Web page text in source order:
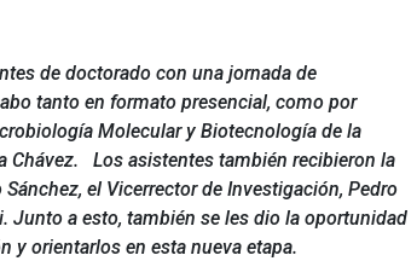
de doctorado con una jornada de
tanto en formato presencial, como por
Molecular y Biotecnología de la
Chávez.
Los asistentes también recibieron la
el Vicerrector de Investigación, Pedro
Junto a esto, también se les dio la oportunidad
y orientarlos en esta nueva etapa.